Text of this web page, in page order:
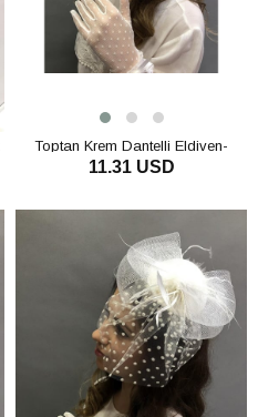
Toptan Krem Dantelli Eldiven-
Puantiyeli Vualet Nikah Şapkası
11.31 USD